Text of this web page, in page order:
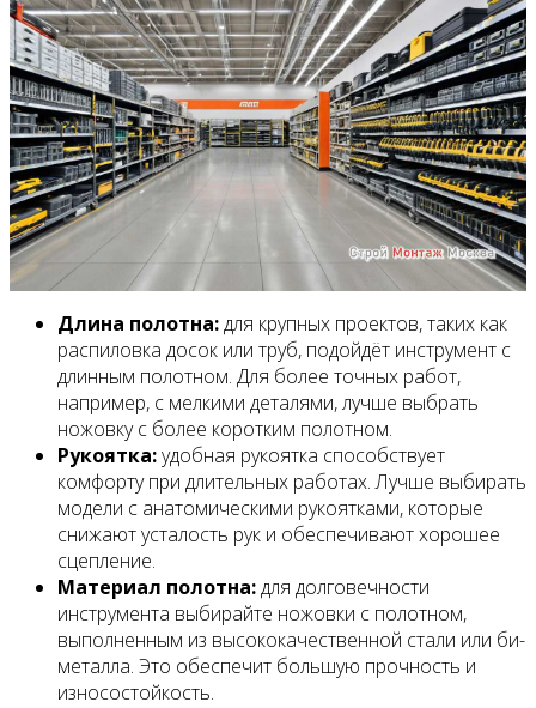
Длина полотна:для крупных проектов, таких как
распиловка досок или труб, подойдёт инструмент с
длинным полотном. Для более точных работ,
например, с мелкими деталями, лучше выбрать
ножовку с более коротким полотном.
Рукоятка:удобная рукоятка способствует
комфорту при длительных работах. Лучше выбирать
модели с анатомическими рукоятками, которые
снижают усталость рук и обеспечивают хорошее
сцепление.
Материал полотна:для долговечности
инструмента выбирайте ножовки с полотном,
выполненным из высококачественной стали или би-
металла. Это обеспечит большую прочность и
износостойкость.